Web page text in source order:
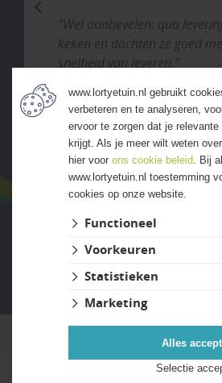
Kies uw bestelaantal
"Wel aanbevelen: qua
keken en dachten ze goed
snelheid van leveren."
previous
ALLE
Website ontwikkeld door
www.lortyetuin.nl gebruikt
verbeteren en te analyseren,
ervoor te zorgen dat je
krijgt. Als je meer wilt weten
hier voor ons cookie beleid. Bij
www.lortyetuin.nl toestemming
cookies op onze website.
Functioneel
Voorkeuren
Statistieken
Marketing
Selectie
Alles